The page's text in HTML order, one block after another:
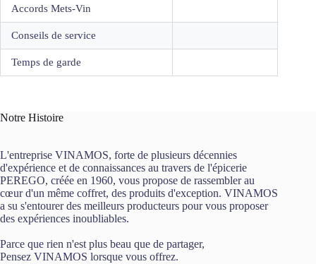
Accords Mets-Vin
Conseils de service
Temps de garde
Notre Histoire
L'entreprise VINAMOS, forte de plusieurs décennies
d'expérience et de connaissances au travers de l'épicerie
PEREGO, créée en 1960, vous propose de rassembler au
cœur d'un même coffret, des produits d'exception. VINAMOS
a su s'entourer des meilleurs producteurs pour vous proposer
des expériences inoubliables.
Parce que rien n'est plus beau que de partager,
Pensez VINAMOS lorsque vous offrez.